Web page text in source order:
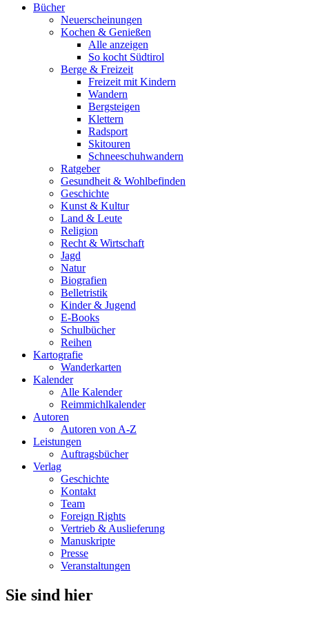
Bücher
Neuerscheinungen
Kochen & Genießen
Alle anzeigen
So kocht Südtirol
Berge & Freizeit
Freizeit mit Kindern
Wandern
Bergsteigen
Klettern
Radsport
Skitouren
Schneeschuhwandern
Ratgeber
Gesundheit & Wohlbefinden
Geschichte
Kunst & Kultur
Land & Leute
Religion
Recht & Wirtschaft
Jagd
Natur
Biografien
Belletristik
Kinder & Jugend
E-Books
Schulbücher
Reihen
Kartografie
Wanderkarten
Kalender
Alle Kalender
Reimmichlkalender
Autoren
Autoren von A-Z
Leistungen
Auftragsbücher
Verlag
Geschichte
Kontakt
Team
Foreign Rights
Vertrieb & Auslieferung
Manuskripte
Presse
Veranstaltungen
Sie sind hier